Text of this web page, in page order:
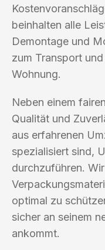
beinhalten alle
Demontage und
zum Transport
Wohnung.
Neben einem
Qualität und
aus erfahrenen
spezialisiert sind,
durchzuführen.
optimal zu
sicher an seinem
ankommt.